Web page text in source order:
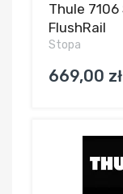
Thule
FlushRail
Stopa
669,00 zł